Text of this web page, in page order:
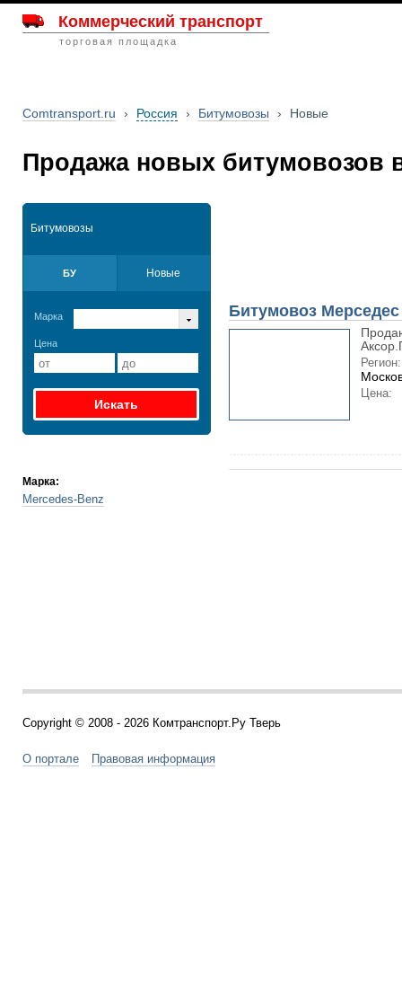
Коммерческий транспорт
торговая площадка
Comtransport.ru › Россия › Битумовозы › Новые
Продажа новых битумовозов
Битумовозы
БУ Новые
Марка
Цена
Марка:
Mercedes-Benz
Битумовоз
Регион:
Цена:
Copyright © 2008 - 2026 Комтранспорт.Ру Тверь
О портале Правовая информация